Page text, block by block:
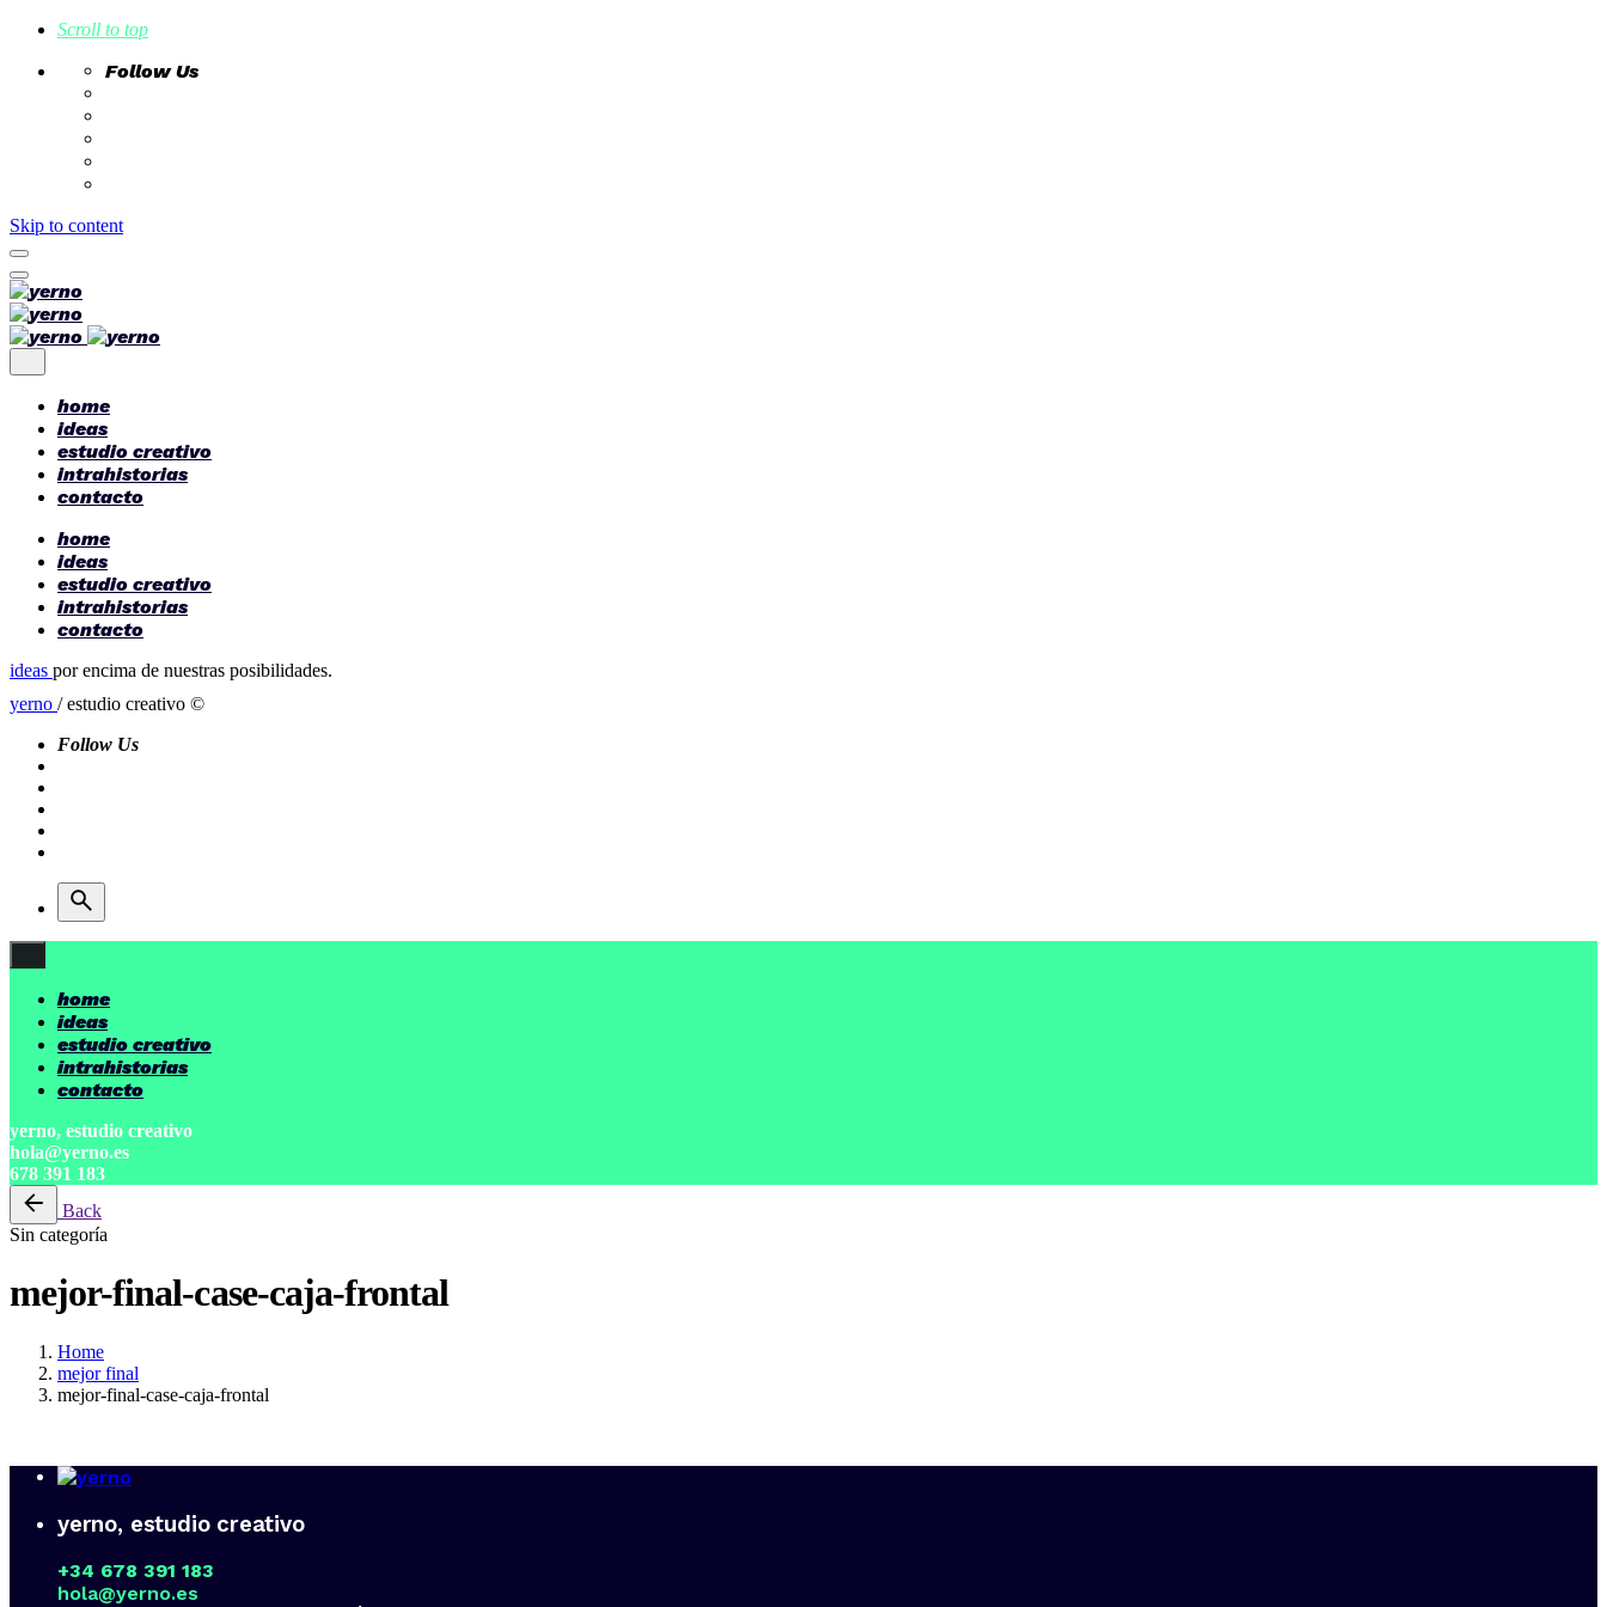
Scroll to top
Follow Us
Skip to content
home
ideas
estudio creativo
intrahistorias
contacto
home
ideas
estudio creativo
intrahistorias
contacto
ideas por encima de nuestras posibilidades.
yerno / estudio creativo ©
Follow Us
home
ideas
estudio creativo
intrahistorias
contacto
yerno, estudio creativo
hola@yerno.es
678 391 183
Back
Sin categoría
mejor-final-case-caja-frontal
Home
mejor final
mejor-final-case-caja-frontal
yerno, estudio creativo
+34 678 391 183
hola@yerno.es